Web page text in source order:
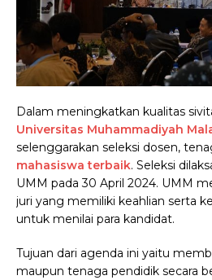
Dalam meningkatkan kualitas
Universitas Muhammadiyah
selenggarakan seleksi dosen,
mahasiswa terbaik. Seleksi
UMM pada 30 April 2024. UMM
juri yang memiliki keahlian serta
untuk menilai para kandidat.
Tujuan dari agenda ini yaitu
maupun tenaga pendidik secara